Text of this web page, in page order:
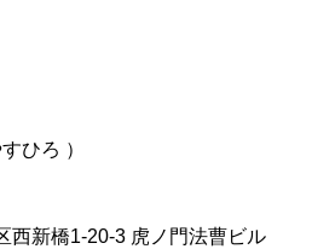
ひろ ）
西新橋1-20-3 虎ノ門法曹ビル